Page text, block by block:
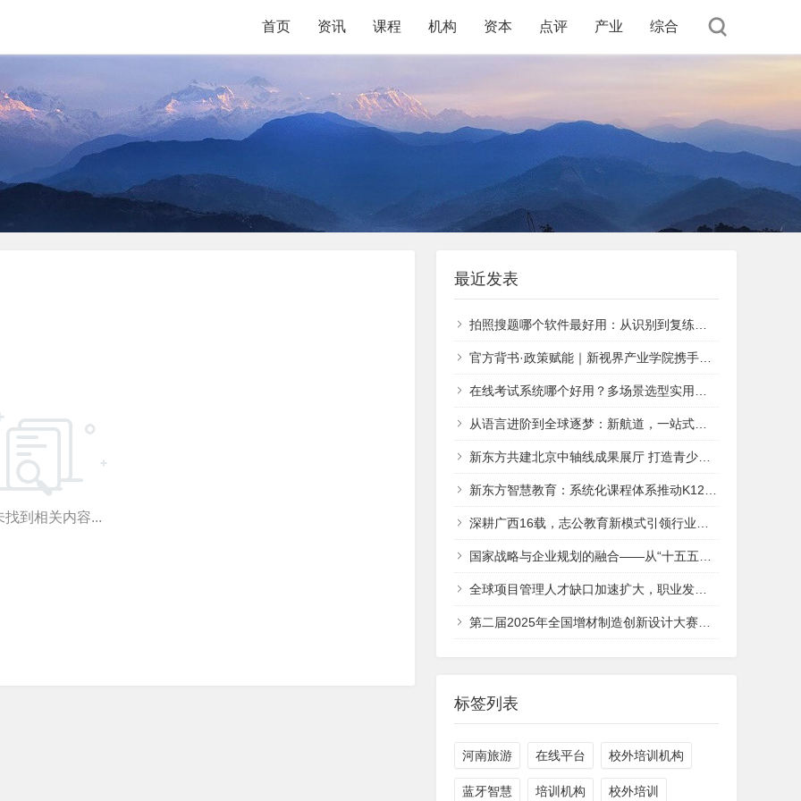
首页 资讯 课程 机构 资本 点评 产业 综合
找到相关内容...
最近发表
拍照搜题哪个软件最好用：从识别到复练的完整判断
官方背书·政策赋能｜新视界产业学院携手北京年年数科，入局AIGC官方人才孵化赛道
在线考试系统哪个好用？多场景选型实用指南
从语言进阶到全球逐梦：新航道，一站式点亮青少年国际教育之路
新东方共建北京中轴线成果展厅 打造青少年文化传承新平台
新东方智慧教育：系统化课程体系推动K12人工智能教育生态建设
深耕广西16载，志公教育新模式引领行业风潮
国家战略与企业规划的融合——从“十五五规划建议”看企业五年规划的制定方法
全球项目管理人才缺口加速扩大，职业发展迎来新机遇 —— 项目管理协会（PMI）发布权威报告
第二届2025年全国增材制造创新设计大赛在武汉隆重举行
标签列表
河南旅游 在线平台 校外培训机构
蓝牙智慧 培训机构 校外培训